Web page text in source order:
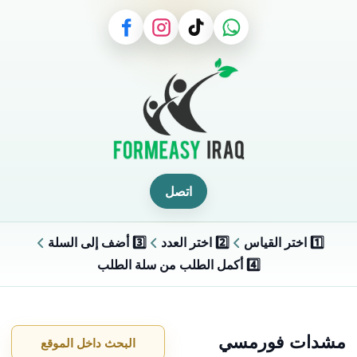
اتصل
1️⃣ اختر القياس 2️⃣ اختر العدد
3️⃣ أضف إلى السلة
4️⃣ أكمل الطلب من سلة الطلب
مشدات فورمسي